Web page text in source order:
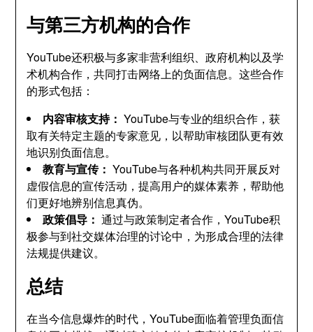
与第三方机构的合作
YouTube还积极与多家非营利组织、政府机构以及学
术机构合作，共同打击网络上的负面信息。这些合作
的形式包括：
内容审核支持： YouTube与专业的组织合作，获
取有关特定主题的专家意见，以帮助审核团队更有效
地识别负面信息。
教育与宣传： YouTube与各种机构共同开展反对
虚假信息的宣传活动，提高用户的媒体素养，帮助他
们更好地辨别信息真伪。
政策倡导： 通过与政策制定者合作，YouTube积
极参与到社交媒体治理的讨论中，为形成合理的法律
法规提供建议。
总结
在当今信息爆炸的时代，YouTube面临着管理负面信